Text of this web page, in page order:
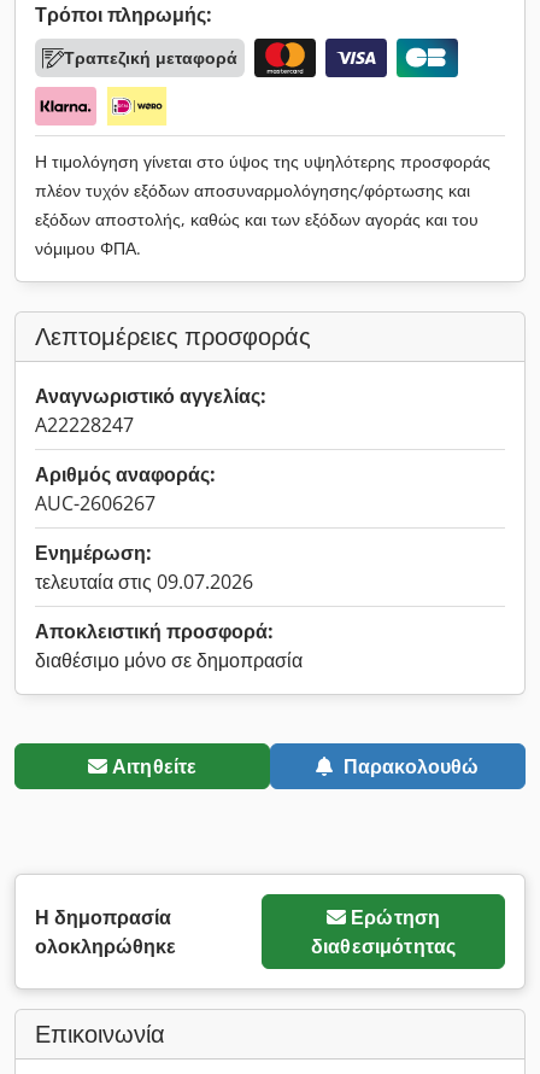
Τρόποι πληρωμής:
Τραπεζική μεταφορά
Η τιμολόγηση γίνεται στο ύψος της υψηλότερης προσφοράς
πλέον τυχόν εξόδων αποσυναρμολόγησης/φόρτωσης και
εξόδων αποστολής, καθώς και των εξόδων αγοράς και του
νόμιμου ΦΠΑ.
Λεπτομέρειες προσφοράς
Αναγνωριστικό αγγελίας:
A22228247
Αριθμός αναφοράς:
AUC-2606267
Ενημέρωση:
τελευταία στις 09.07.2026
Αποκλειστική προσφορά:
διαθέσιμο μόνο σε δημοπρασία
Αιτηθείτε Παρακολουθώ
Η δημοπρασία
ολοκληρώθηκε
Ερώτηση
διαθεσιμότητας
Επικοινωνία